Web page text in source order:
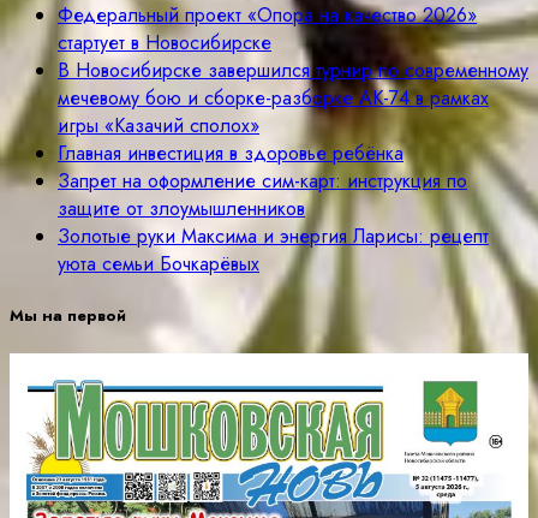
Федеральный проект «Опора на качество 2026»
стартует в Новосибирске
В Новосибирске завершился турнир по современному
мечевому бою и сборке-разборке АК-74 в рамках
игры «Казачий сполох»
Главная инвестиция в здоровье ребёнка
Запрет на оформление сим-карт: инструкция по
защите от злоумышленников
Золотые руки Максима и энергия Ларисы: рецепт
уюта семьи Бочкарёвых
Мы на первой